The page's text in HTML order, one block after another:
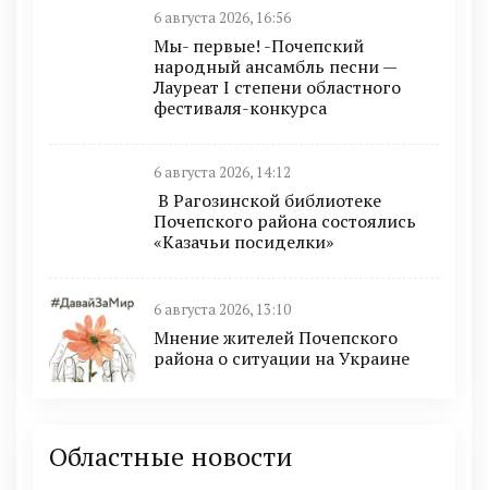
6 августа 2026, 16:56
Мы- первые! -Почепский
народный ансамбль песни —
Лауреат I степени областного
фестиваля-конкурса
6 августа 2026, 14:12
В Рагозинской библиотеке
Почепского района состоялись
«Казачьи посиделки»
6 августа 2026, 13:10
Мнение жителей Почепского
района о ситуации на Украине
Областные новости